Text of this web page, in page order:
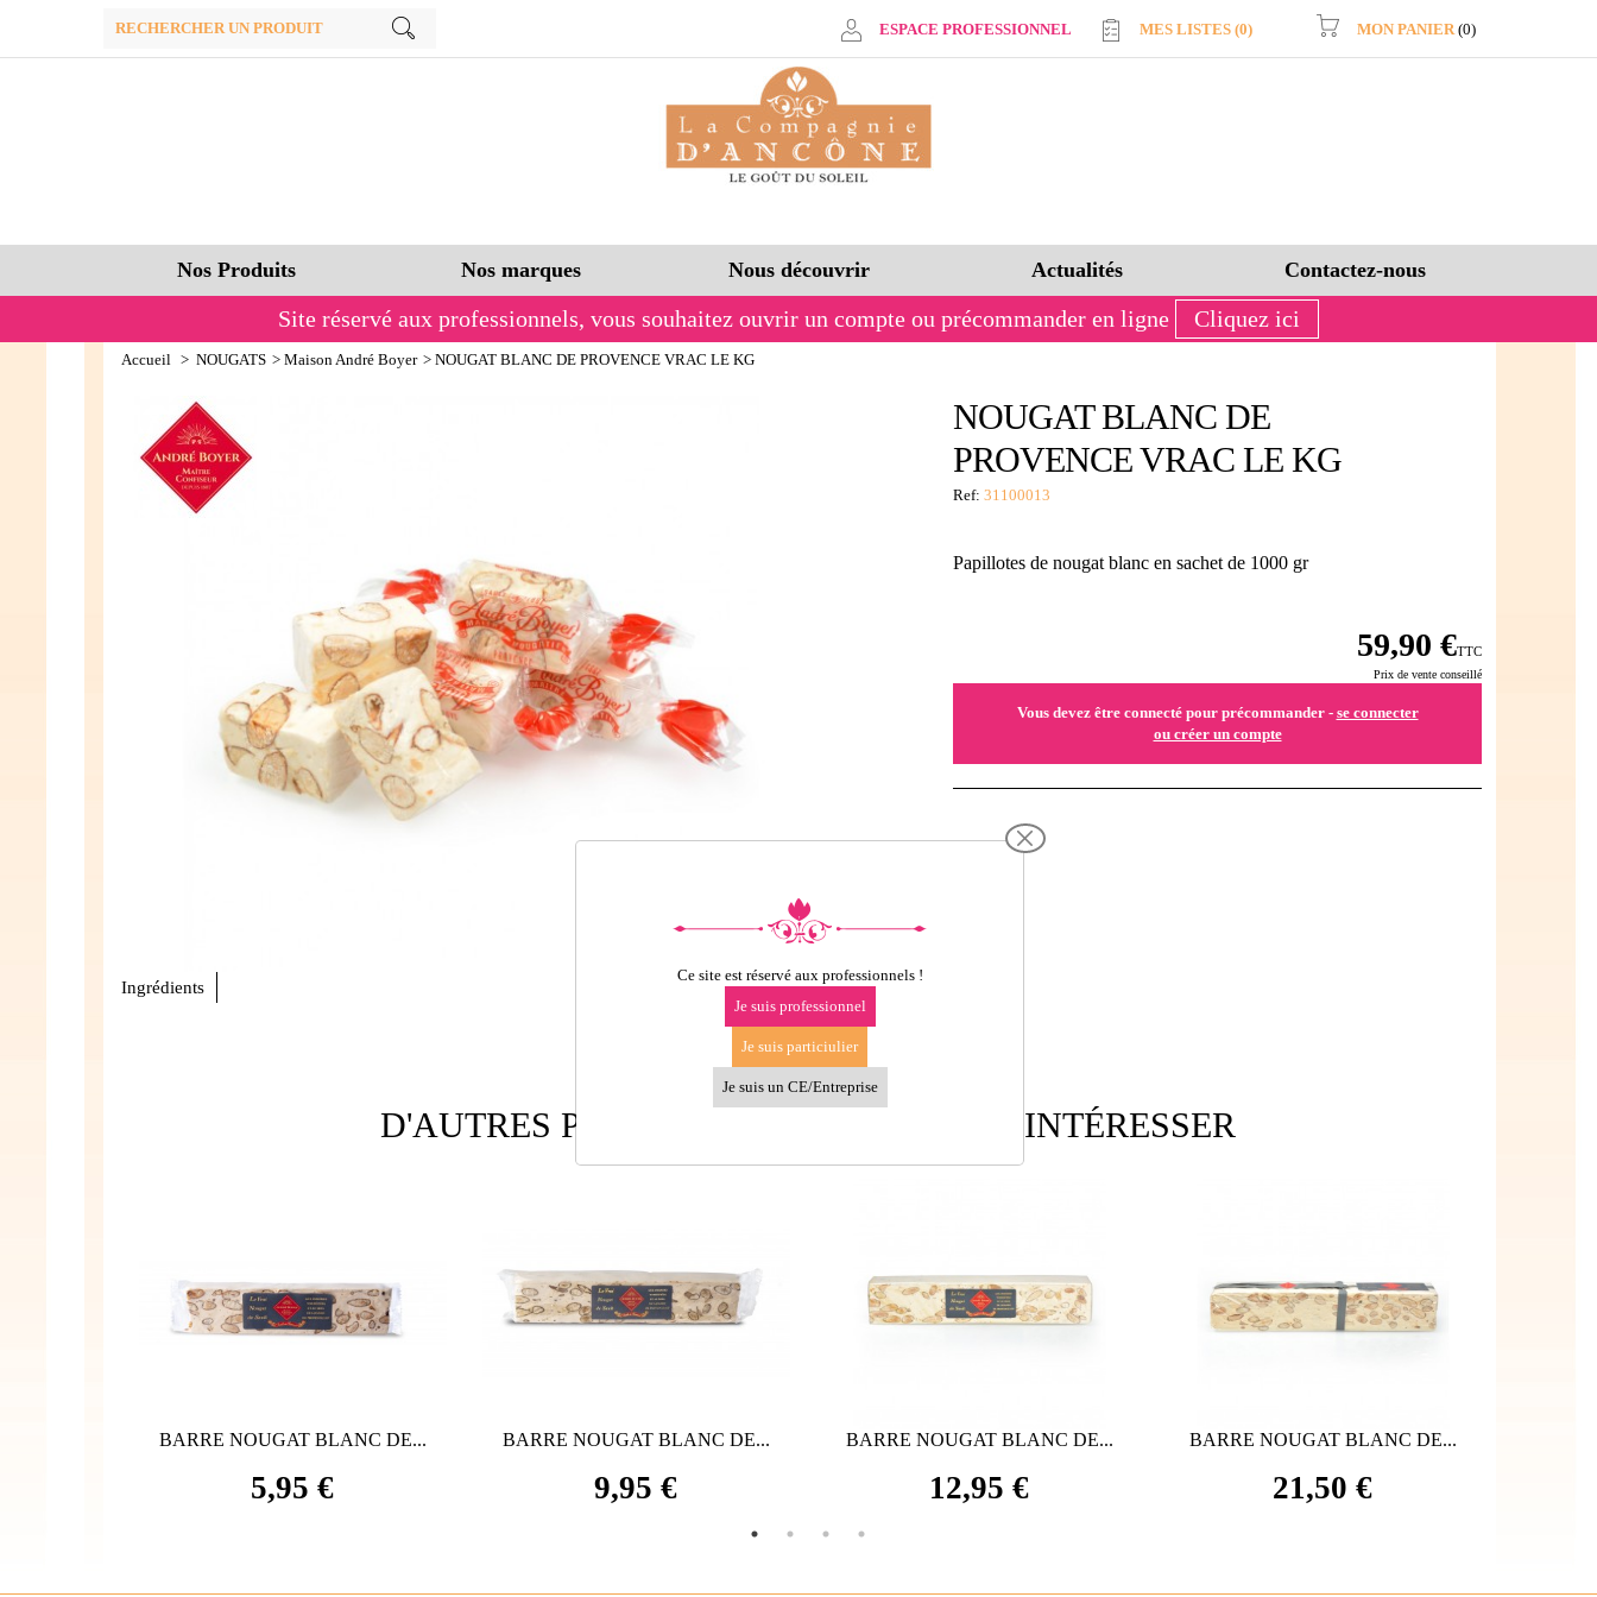
ESPACE PROFESSIONNEL MES LISTES (0) MON PANIER (0)
Nos Produits Nos marques Nous découvrir Actualités Contactez-nous
Site réservé aux professionnels, vous souhaitez ouvrir un compte ou précommander en ligne Cliquez ici
Accueil > NOUGATS > Maison André Boyer > NOUGAT BLANC DE PROVENCE VRAC LE KG
Ingrédients
NOUGAT BLANC DE
PROVENCE VRAC LE KG
Ref: 31100013
Papillotes de nougat blanc en sachet de 1000 gr
59,90 €TTC
Prix de vente conseillé
Vous devez être connecté pour précommander - se connecter
ou créer un compte
D'AUTRES PRODUITS PEUVENT VOUS INTÉRESSER
BARRE NOUGAT BLANC DE...
5,95 €
BARRE NOUGAT BLANC DE...
9,95 €
BARRE NOUGAT BLANC DE...
12,95 €
BARRE NOUGAT BLANC DE...
21,50 €
Ce site est réservé aux professionnels !
Je suis professionnel
Je suis particiulier
Je suis un CE/Entreprise